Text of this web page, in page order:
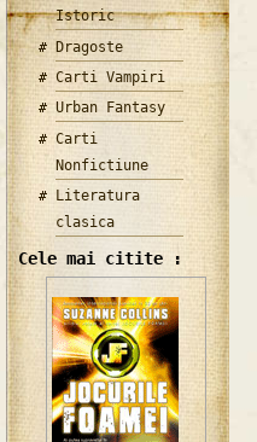
Istoric
Dragoste
Carti Vampiri
Urban Fantasy
Carti
Nonfictiune
Literatura
clasica
Cele mai citite :